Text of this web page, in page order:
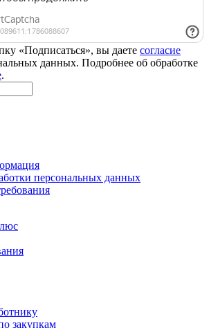
«Подписаться», вы даете согласие
данных. Подробнее об обработке
.
персональных данных
закупкам